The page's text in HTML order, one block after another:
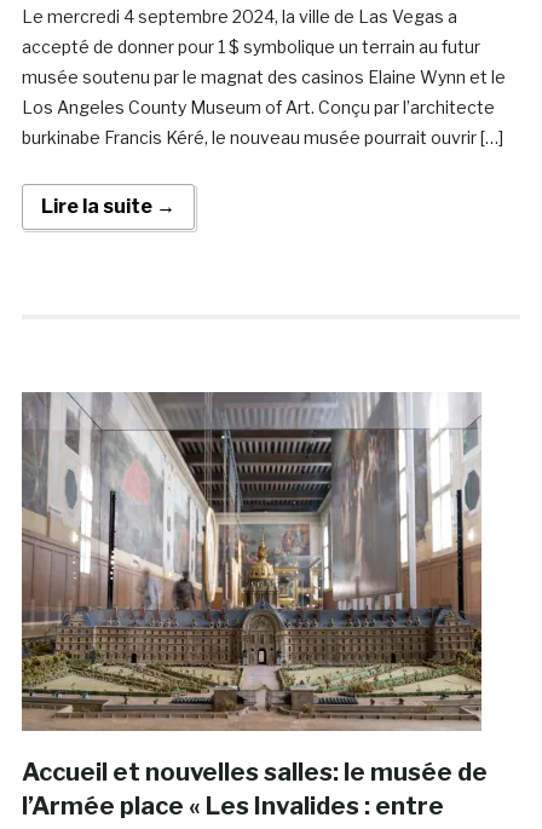
Le mercredi 4 septembre 2024, la ville de Las Vegas a
accepté de donner pour 1 $ symbolique un terrain au futur
musée soutenu par le magnat des casinos Elaine Wynn et le
Los Angeles County Museum of Art. Conçu par l’architecte
burkinabe Francis Kéré, le nouveau musée pourrait ouvrir […]
Lire la suite →
Accueil et nouvelles salles: le musée de
l’Armée place « Les Invalides : entre